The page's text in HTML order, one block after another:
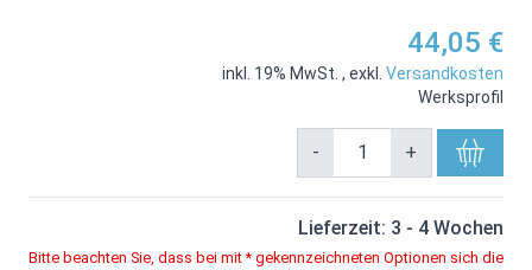
44,05 €
inkl. 19% MwSt. , exkl. Versandkosten
Werksprofil
- +
Lieferzeit: 3 - 4 Wochen
Bitte beachten Sie, dass bei mit * gekennzeichneten Optionen sich die